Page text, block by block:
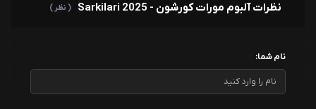
نظرات آلبوم مورات کورشون - 2025 Sarkilari ( نظر )
نام شما: